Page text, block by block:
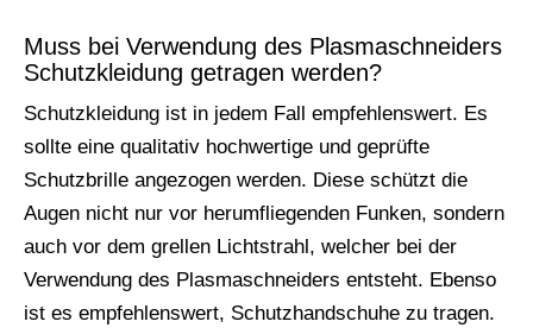
Muss bei Verwendung des Plasmaschneiders
Schutzkleidung getragen werden?
Schutzkleidung ist in jedem Fall empfehlenswert. Es
sollte eine qualitativ hochwertige und geprüfte
Schutzbrille angezogen werden. Diese schützt die
Augen nicht nur vor herumfliegenden Funken, sondern
auch vor dem grellen Lichtstrahl, welcher bei der
Verwendung des Plasmaschneiders entsteht. Ebenso
ist es empfehlenswert, Schutzhandschuhe zu tragen.